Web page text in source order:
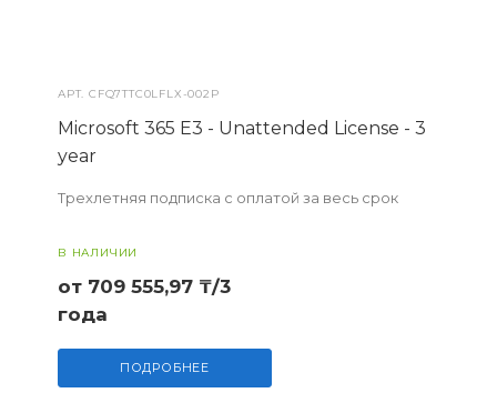
АРТ.CFQ7TTC0LFLX-002P
Microsoft 365 E3 - Unattended License - 3
year
Трехлетняя подписка с оплатой за весь срок
В НАЛИЧИИ
от 709 555,97 ₸/3
года
ПОДРОБНЕЕ